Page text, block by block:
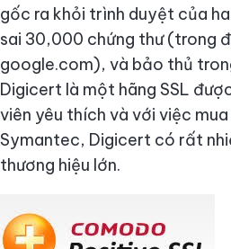
gốc ra khỏi trình duyệt của
sai 30,000 chứng thư (trong
google.com), và bảo thủ
Digicert là một hãng SSL
viên yêu thích và với việc
Symantec, Digicert có rất
thương hiệu lớn.